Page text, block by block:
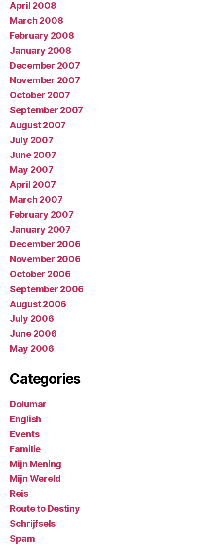
April 2008
March 2008
February 2008
January 2008
December 2007
November 2007
October 2007
September 2007
August 2007
July 2007
June 2007
May 2007
April 2007
March 2007
February 2007
January 2007
December 2006
November 2006
October 2006
September 2006
August 2006
July 2006
June 2006
May 2006
Categories
Dolumar
English
Events
Familie
Mijn Mening
Mijn Wereld
Reis
Route to Destiny
Schrijfsels
Spam